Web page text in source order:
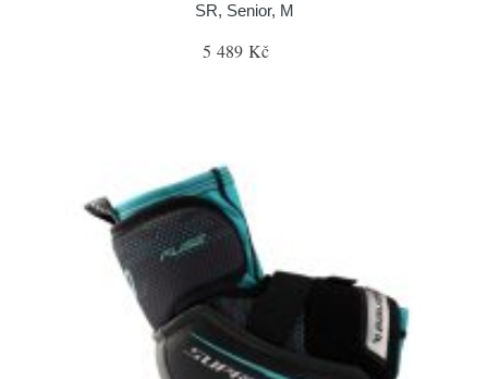
SR, Senior, M
5 489 Kč